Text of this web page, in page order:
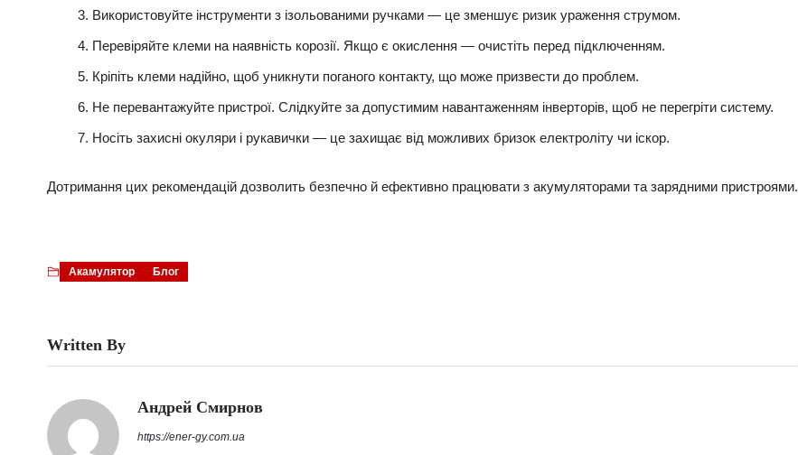
Використовуйте інструменти з ізольованими ручками — це зменшує ризик ураження струмом.
Перевіряйте клеми на наявність корозії. Якщо є окислення — очистіть перед підключенням.
Кріпіть клеми надійно, щоб уникнути поганого контакту, що може призвести до проблем.
Не перевантажуйте пристрої. Слідкуйте за допустимим навантаженням інверторів, щоб не перегріти систему.
Носіть захисні окуляри і рукавички — це захищає від можливих бризок електроліту чи іскор.
Дотримання цих рекомендацій дозволить безпечно й ефективно працювати з акумуляторами та зарядними пристроями.
Акамулятор Блог
Written By
Андрей Смирнов
https://ener-gy.com.ua